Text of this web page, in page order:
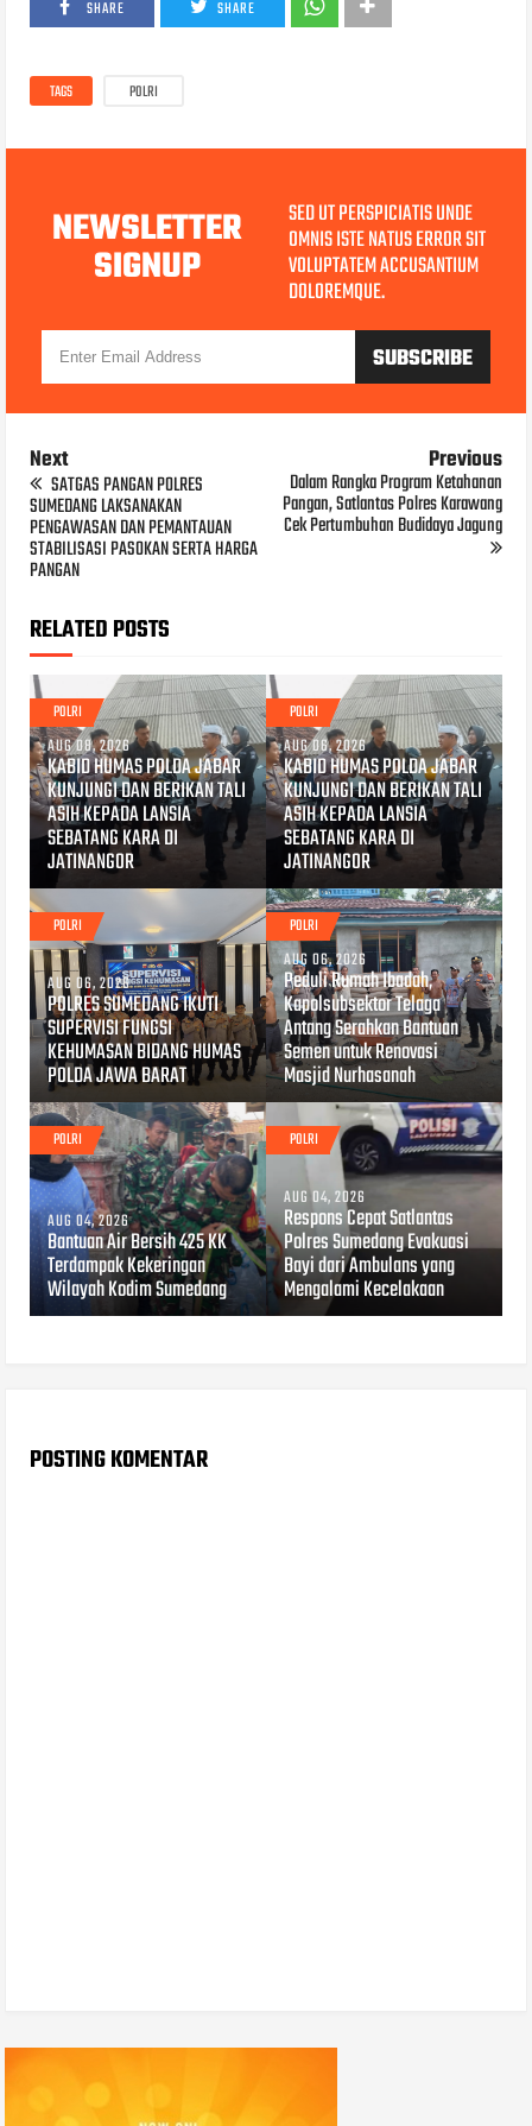
SHARE SHARE
TAGS POLRI
NEWSLETTER
SIGNUP
SED UT PERSPICIATIS UNDE
OMNIS ISTE NATUS ERROR SIT
VOLUPTATEM ACCUSANTIUM
DOLOREMQUE.
Next
SATGAS PANGAN POLRES
SUMEDANG LAKSANAKAN
PENGAWASAN DAN PEMANTAUAN
STABILISASI PASOKAN SERTA HARGA
PANGAN
Previous
Dalam Rangka Program Ketahanan
Pangan, Satlantas Polres Karawang
Cek Pertumbuhan Budidaya Jagung
RELATED POSTS
POLRI
AUG 08, 2026
KABID HUMAS POLDA JABAR
KUNJUNGI DAN BERIKAN TALI
ASIH KEPADA LANSIA
SEBATANG KARA DI
JATINANGOR
POLRI
AUG 06, 2026
KABID HUMAS POLDA JABAR
KUNJUNGI DAN BERIKAN TALI
ASIH KEPADA LANSIA
SEBATANG KARA DI
JATINANGOR
POLRI
AUG 06, 2026
POLRES SUMEDANG IKUTI
SUPERVISI FUNGSI
KEHUMASAN BIDANG HUMAS
POLDA JAWA BARAT
POLRI
AUG 06, 2026
Peduli Rumah Ibadah,
Kapolsubsektor Telaga
Antang Serahkan Bantuan
Semen untuk Renovasi
Masjid Nurhasanah
POLRI
AUG 04, 2026
Bantuan Air Bersih 425 KK
Terdampak Kekeringan
Wilayah Kodim Sumedang
POLRI
AUG 04, 2026
Respons Cepat Satlantas
Polres Sumedang Evakuasi
Bayi dari Ambulans yang
Mengalami Kecelakaan
POSTING KOMENTAR